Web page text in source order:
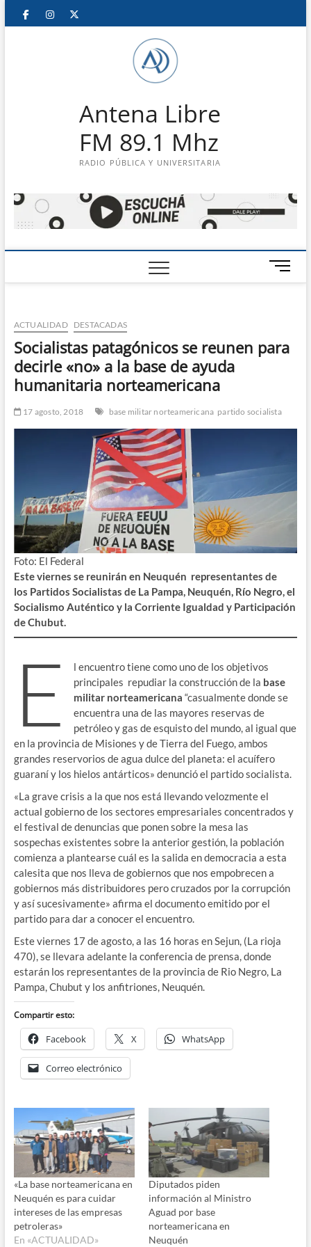
Saltar
FacebookInstagram
Antena Libre
FM 89.1 Mhz
RADIO PÚBLICA Y UNIVERSITARIA
B
o
d
e
ú
ACTUALIDAD DESTACADAS
Socialistas patagónicos se reunen para
decirle «no» a la base de ayuda
humanitaria norteamericana
17 agosto, 2018 base militar norteamericana partido socialista
Foto: El Federal
Este viernes se reunirán en Neuquén representantes de
los Partidos Socialistas de La Pampa, Neuquén, Río Negro, el
Socialismo Auténtico y la Corriente Igualdad y Participación
de Chubut.
E
l encuentro tiene como uno de los objetivos
principales repudiar la construcción de la base
militar norteamericana“casualmente donde se
encuentra una de las mayores reservas de
petróleo y gas de esquisto del mundo, al igual que
en la provincia de Misiones y de Tierra del Fuego, ambos
grandes reservorios de agua dulce del planeta: el acuífero
guaraní y los hielos antárticos» denunció el partido socialista.
«La grave crisis a la que nos está llevando velozmente el
actual gobierno de los sectores empresariales concentrados y
el festival de denuncias que ponen sobre la mesa las
sospechas existentes sobre la anterior gestión, la población
comienza a plantearse cuál es la salida en democracia a esta
calesita que nos lleva de gobiernos que nos empobrecen a
gobiernos más distribuidores pero cruzados por la corrupción
y así sucesivamente» afirma el documento emitido por el
partido para dar a conocer el encuentro.
Este viernes 17 de agosto, a las 16 horas en Sejun, (La rioja
470), se llevara adelante la conferencia de prensa, donde
estarán los representantes de la provincia de Rio Negro, La
Pampa, Chubut y los anfitriones, Neuquén.
Compartir esto:
Facebook X WhatsApp
Correo electrónico
«La base norteamericana en
Neuquén es para cuidar
intereses de las empresas
petroleras»
En «ACTUALIDAD»
Diputados piden
información al Ministro
Aguad por base
norteamericana en
Neuquén